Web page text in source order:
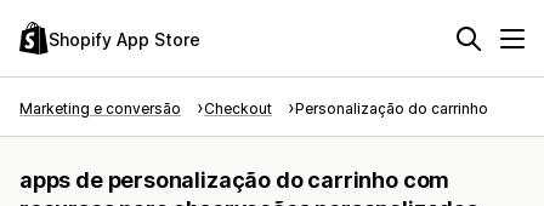
Shopify App Store
Marketing e conversão Checkout Personalização do carrinho
apps de personalização do carrinho com